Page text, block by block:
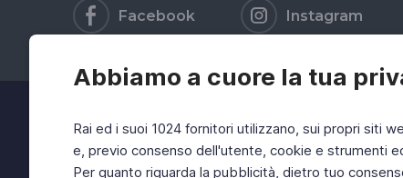
Abbiamo a cuore la tua
Rai ed i suoi 1024 fornitori utilizzano, sui propri siti
e, previo consenso dell'utente, cookie e strumenti
Per quanto riguarda la pubblicità, dietro tuo
Facebook Instagram